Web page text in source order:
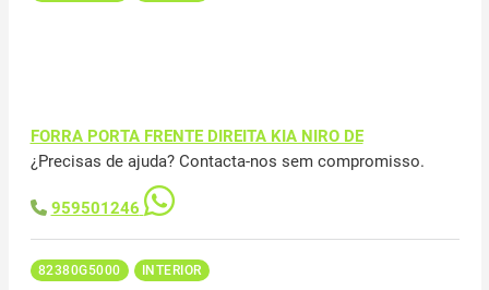
FORRA PORTA FRENTE DIREITA KIA NIRO DE
¿Precisas de ajuda? Contacta-nos sem compromisso.
959501246
82380G5000 INTERIOR